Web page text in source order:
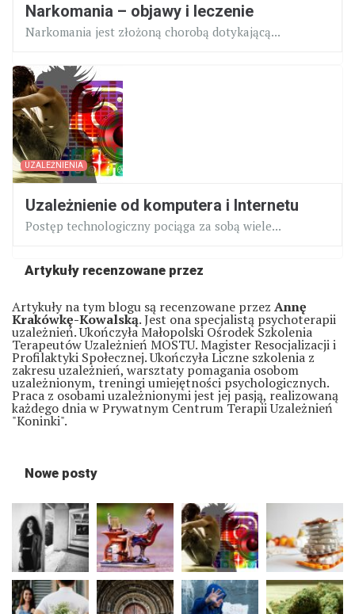
Narkomania – objawy i leczenie
Narkomania jest złożoną chorobą dotykającą...
UZALEŻNIENIA
Uzależnienie od komputera i Internetu
Postęp technologiczny pociąga za sobą wiele...
Artykuły recenzowane przez
Artykuły na tym blogu są recenzowane przez Annę
Krakówkę-Kowalską. Jest ona specjalistą psychoterapii
uzależnień. Ukończyła Małopolski Ośrodek Szkolenia
Terapeutów Uzależnień MOSTU. Magister Resocjalizacji i
Profilaktyki Społecznej. Ukończyła Liczne szkolenia z
zakresu uzależnień, warsztaty pomagania osobom
uzależnionym, treningi umiejętności psychologicznych.
Praca z osobami uzależnionymi jest jej pasją, realizowaną
każdego dnia w Prywatnym Centrum Terapii Uzależnień
"Koninki".
Nowe posty